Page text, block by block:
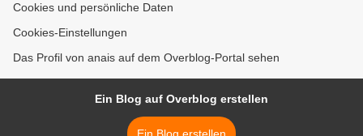
Cookies und persönliche Daten
Cookies-Einstellungen
Das Profil von anais auf dem Overblog-Portal sehen
Ein Blog auf Overblog erstellen